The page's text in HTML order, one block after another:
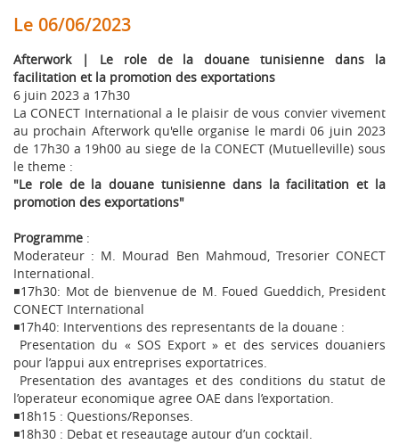
Le 06/06/2023
Afterwork | Le role de la douane tunisienne dans la
facilitation et la promotion des exportations
6 juin 2023 a 17h30
La CONECT International a le plaisir de vous convier vivement
au prochain Afterwork qu'elle organise le mardi 06 juin 2023
de 17h30 a 19h00 au siege de la CONECT (Mutuelleville) sous
le theme :
"Le role de la douane tunisienne dans la facilitation et la
promotion des exportations"
Programme :
Moderateur : M. Mourad Ben Mahmoud, Tresorier CONECT
International​.
◾17h30: Mot de bienvenue de M. Foued Gueddich, President
CONECT International
◾17h40: Interventions des representants de la douane :
Presentation du « SOS Export » et des services douaniers
pour l’appui aux entreprises exportatrices.
Presentation des avantages et des conditions du statut de
l’operateur economique agree OAE dans l’exportation.
◾18h15 : Questions/Reponses.
◾18h30 : Debat et reseautage autour d’un cocktail.